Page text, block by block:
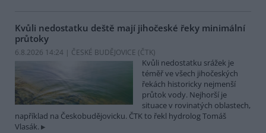
Kvůli nedostatku deště mají jihočeské řeky minimální
průtoky
6.8.2026 14:24 | ČESKÉ BUDĚJOVICE (ČTK)
Kvůli nedostatku srážek je
téměř ve všech jihočeských
řekách historicky nejmenší
průtok vody. Nejhorší je
situace v rovinatých oblastech,
například na Českobudějovicku. ČTK to řekl hydrolog Tomáš
Vlasák.